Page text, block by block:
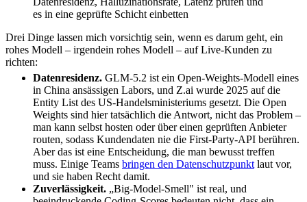
es in eine geprüfte Schicht einbetten
Drei Dinge lassen mich vorsichtig sein, wenn es darum geht, ein
rohes Modell – irgendein rohes Modell – auf Live-Kunden zu
richten:
Datenresidenz. GLM-5.2 ist ein Open-Weights-Modell eines
in China ansässigen Labors, und Z.ai wurde 2025 auf die
Entity List des US-Handelsministeriums gesetzt. Die Open
Weights sind hier tatsächlich die Antwort, nicht das Problem –
man kann selbst hosten oder über einen geprüften Anbieter
routen, sodass Kundendaten nie die First-Party-API berühren.
Aber das ist eine Entscheidung, die man bewusst treffen
muss. Einige Teams bringen den Datenschutzpunkt laut vor,
und sie haben Recht damit.
Zuverlässigkeit. „Big-Model-Smell" ist real, und